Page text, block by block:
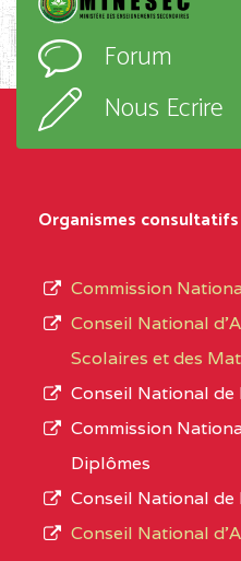
NORD
EXTREME-
NORD
EXTREME-
NORD
l’ordre
d’enseignement,
type
L’offre
d’éducation
Forum
Nous Ecrire
Organismes consultatifs
Commission
Conseil National
Scolaires et des
Conseil National de
Commission
Diplômes
Conseil National de
Conseil National